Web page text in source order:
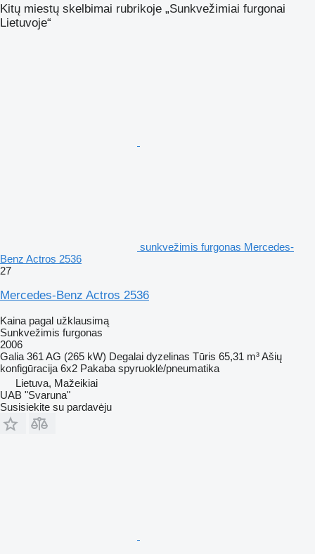
Kitų miestų skelbimai rubrikoje „Sunkvežimiai furgonai
Lietuvoje“
sunkvežimis furgonas Mercedes-
Benz Actros 2536
27
Mercedes-Benz Actros 2536
Kaina pagal užklausimą
Sunkvežimis furgonas
2006
Galia 361 AG (265 kW) Degalai dyzelinas Tūris 65,31 m³Ašių
konfigūracija 6x2 Pakaba spyruoklė/pneumatika
Lietuva, Mažeikiai
UAB "Svaruna"
Susisiekite su pardavėju